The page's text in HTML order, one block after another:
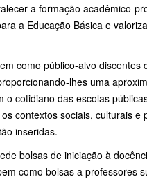
a formação acadêmico-
a Educação Básica e
como público-alvo discentes
lhes uma
o cotidiano das escolas
contextos sociais, culturais e
inseridas.
bolsas de iniciação à
como bolsas a professores